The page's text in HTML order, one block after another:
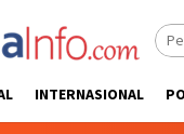
INTERNASIONAL